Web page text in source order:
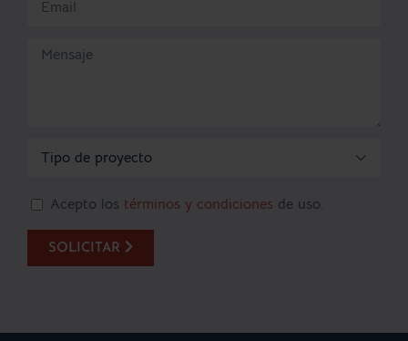

Acepto los términos y condiciones de uso.
SOLICITAR